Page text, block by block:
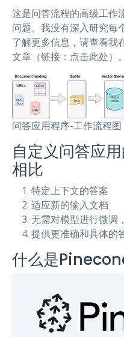
这是问答流程的高级工作
问题。我没有深入研究每
了解更多信息，请查看我
文章（链接：点击此处）。
问答应用程序-工作流程
自定义问答应
相比
特定上下文的答案
适应新的输入文档
无需对模型进行微调
提供更准确和具体的
什么是